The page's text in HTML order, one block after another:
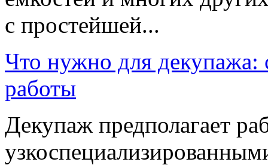
с простейшей...
Что нужно для декупажа:
работы
Декупаж предполагает